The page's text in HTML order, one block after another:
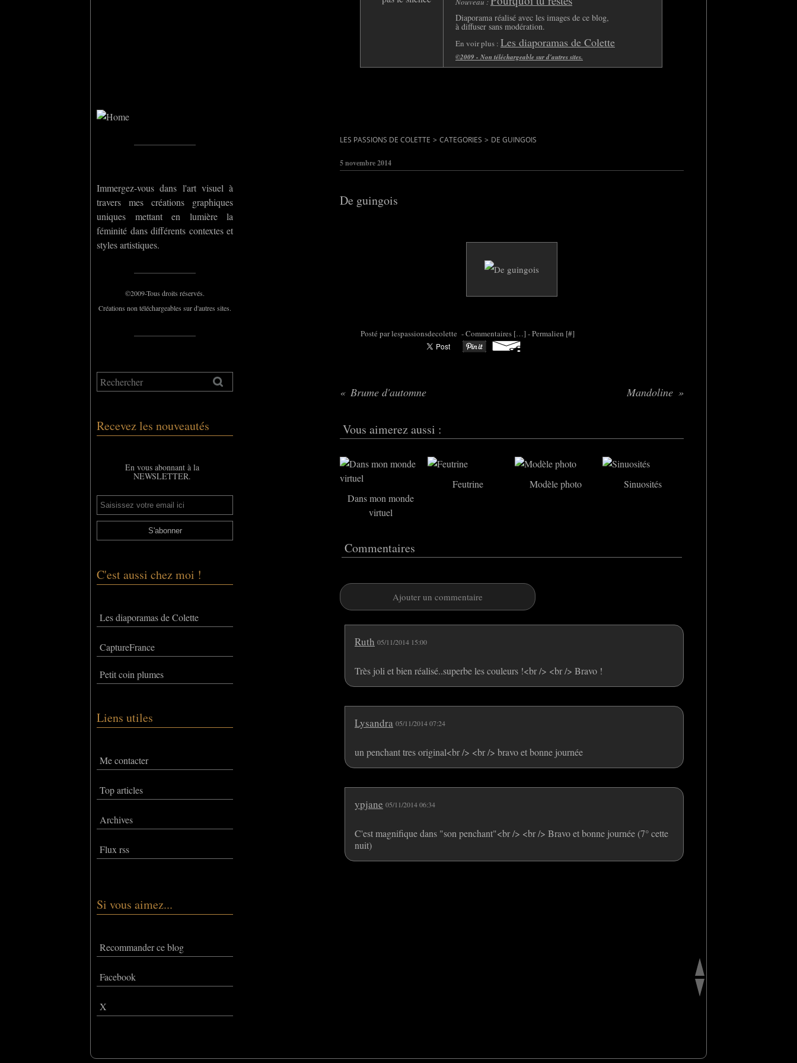
Immergez-vous dans l'art visuel à
travers mes créations graphiques
uniques mettant en lumière la
féminité dans différents contextes et
styles artistiques.
©2009-Tous droits réservés.
Créations non téléchargeables sur d'autres sites.
Diaporama réalisé avec les images de ce blog,
à diffuser sans modération.
En voir plus : Les diaporamas de Colette
©2009 - Non téléchargeable sur d'autres sites.
Recevez les nouveautés
C'est aussi chez moi !
Les diaporamas de Colette
CaptureFrance
Petit coin plumes
Liens utiles
Me contacter
Top articles
Archives
Flux rss
Si vous aimez...
Recommander ce blog
Facebook
X
LES PASSIONS DE COLETTE > CATEGORIES > DE GUINGOIS
5 novembre 2014
De guingois
Posté par colette95 à 07:13 -Commentaires […]- Permalien [#]
Brume d'automne Mandoline
Vous aimerez aussi :
Dans mon monde
virtuel
Feutrine Modèle photo Sinuosités
Commentaires
Ajouter un commentaire
Ruth 05/11/2014 15:00
Très joli et bien réalisé..superbe les couleurs !<br /> <br /> Bravo !
Lysandra 05/11/2014 07:24
un penchant tres original<br /> <br /> bravo et bonne journée
ypjane 05/11/2014 06:34
C'est magnifique dans "son penchant"<br /> <br /> Bravo et bonne journée (7° cette
nuit)